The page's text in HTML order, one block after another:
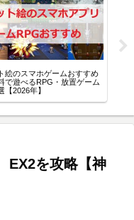
絵のスマホゲームおすすめ
で遊べるRPG・放置ゲーム
【2026年】
EX2を攻略【神